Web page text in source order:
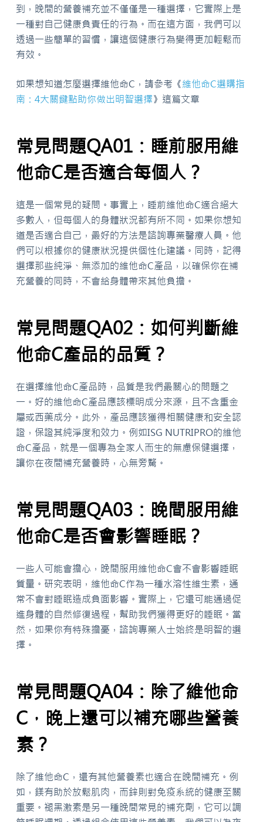
到，晚間的營養補充並不僅僅是一種選擇，它實際上是
一種對自己健康負責任的行為。而在這方面，我們可以
透過一些簡單的習慣，讓這個健康行為變得更加輕鬆而
有效。
如果想知道怎麼選擇維他命C，請參考《維他命C選購指
南：4大關鍵點助你做出明智選擇》這篇文章
常見問題QA01：睡前服用維
他命C是否適合每個人？
這是一個常見的疑問。事實上，睡前維他命C適合絕大
多數人，但每個人的身體狀況都有所不同。如果你想知
道是否適合自己，最好的方法是諮詢專業醫療人員。他
們可以根據你的健康狀況提供個性化建議。同時，記得
選擇那些純淨、無添加的維他命C產品，以確保你在補
充營養的同時，不會給身體帶來其他負擔。
常見問題QA02：如何判斷維
他命C產品的品質？
在選擇維他命C產品時，品質是我們最關心的問題之
一。好的維他命C產品應該標明成分來源，且不含重金
屬或西藥成分。此外，產品應該獲得相關健康和安全認
證，保證其純淨度和效力。例如ISG NUTRIPRO的維他
命C產品，就是一個專為全家人而生的無慮保健選擇，
讓你在夜間補充營養時，心無旁騖。
常見問題QA03：晚間服用維
他命C是否會影響睡眠？
一些人可能會擔心，晚間服用維他命C會不會影響睡眠
質量。研究表明，維他命C作為一種水溶性維生素，通
常不會對睡眠造成負面影響。實際上，它還可能通過促
進身體的自然修復過程，幫助我們獲得更好的睡眠。當
然，如果你有特殊擔憂，諮詢專業人士始終是明智的選
擇。
常見問題QA04：除了維他命
C，晚上還可以補充哪些營養
素？
除了維他命C，還有其他營養素也適合在晚間補充。例
如，鎂有助於放鬆肌肉，而鋅則對免疫系統的健康至關
重要。褪黑激素是另一種晚間常見的補充劑，它可以調